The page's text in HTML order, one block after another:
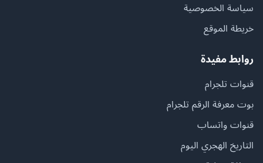
سياسة الخصوصية
خريطة الموقع
روابط مفيدة
قنوات تلجرام
بوت معرفة الرقم تلجرام
قنوات واتساب
التاريخ الهجري اليوم